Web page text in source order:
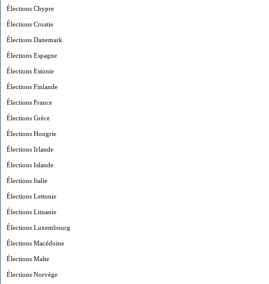
Élections Chypre
Élections Croatie
Élections Danemark
Élections Espagne
Élections Estonie
Élections Finlande
Élections France
Élections Grèce
Élections Hongrie
Élections Irlande
Élections Islande
Élections Italie
Élections Lettonie
Élections Lituanie
Élections Luxembourg
Élections Macédoine
Élections Malte
Élections Norvège